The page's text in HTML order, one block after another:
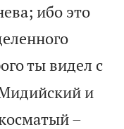
ибо это
ты видел с
и
–